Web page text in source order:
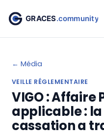
← Média
VEILLE RÉGLEMENTAIRE
VIGO : Affaire
applicable :
cassation a